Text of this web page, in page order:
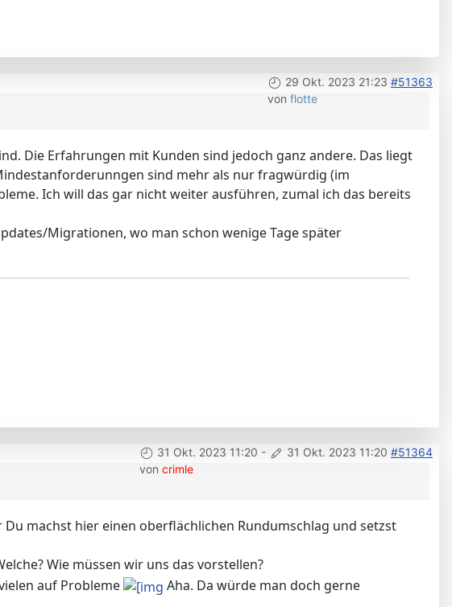
29 Okt. 2023 21:23 #51363
von flotte
Die Erfahrungen mit Kunden sind jedoch ganz andere. Das liegt
sind mehr als nur fragwürdig (im
Ich will das gar nicht weiter ausführen, zumal ich das bereits
Migrationen, wo man schon wenige Tage später
31 Okt. 2023 11:20 - 31 Okt. 2023 11:20 #51364
von crimle
machst hier einen oberflächlichen Rundumschlag und setzst
Wie müssen wir uns das vorstellen?
auf Probleme
Aha. Da würde man doch gerne